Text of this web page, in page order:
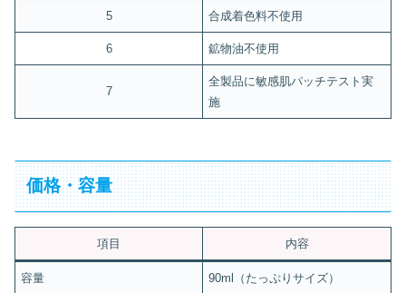
5 合成着色料不使用
6 鉱物油不使用
7
全製品に敏感肌パッチテスト実
施
価格・容量
項目 内容
容量 90ml（たっぷりサイズ）